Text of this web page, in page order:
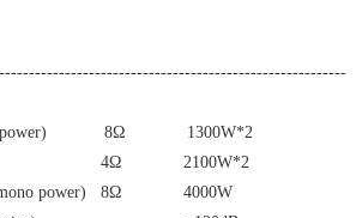
power) 8Ω 1300W*2
mono power) 8Ω 4000W